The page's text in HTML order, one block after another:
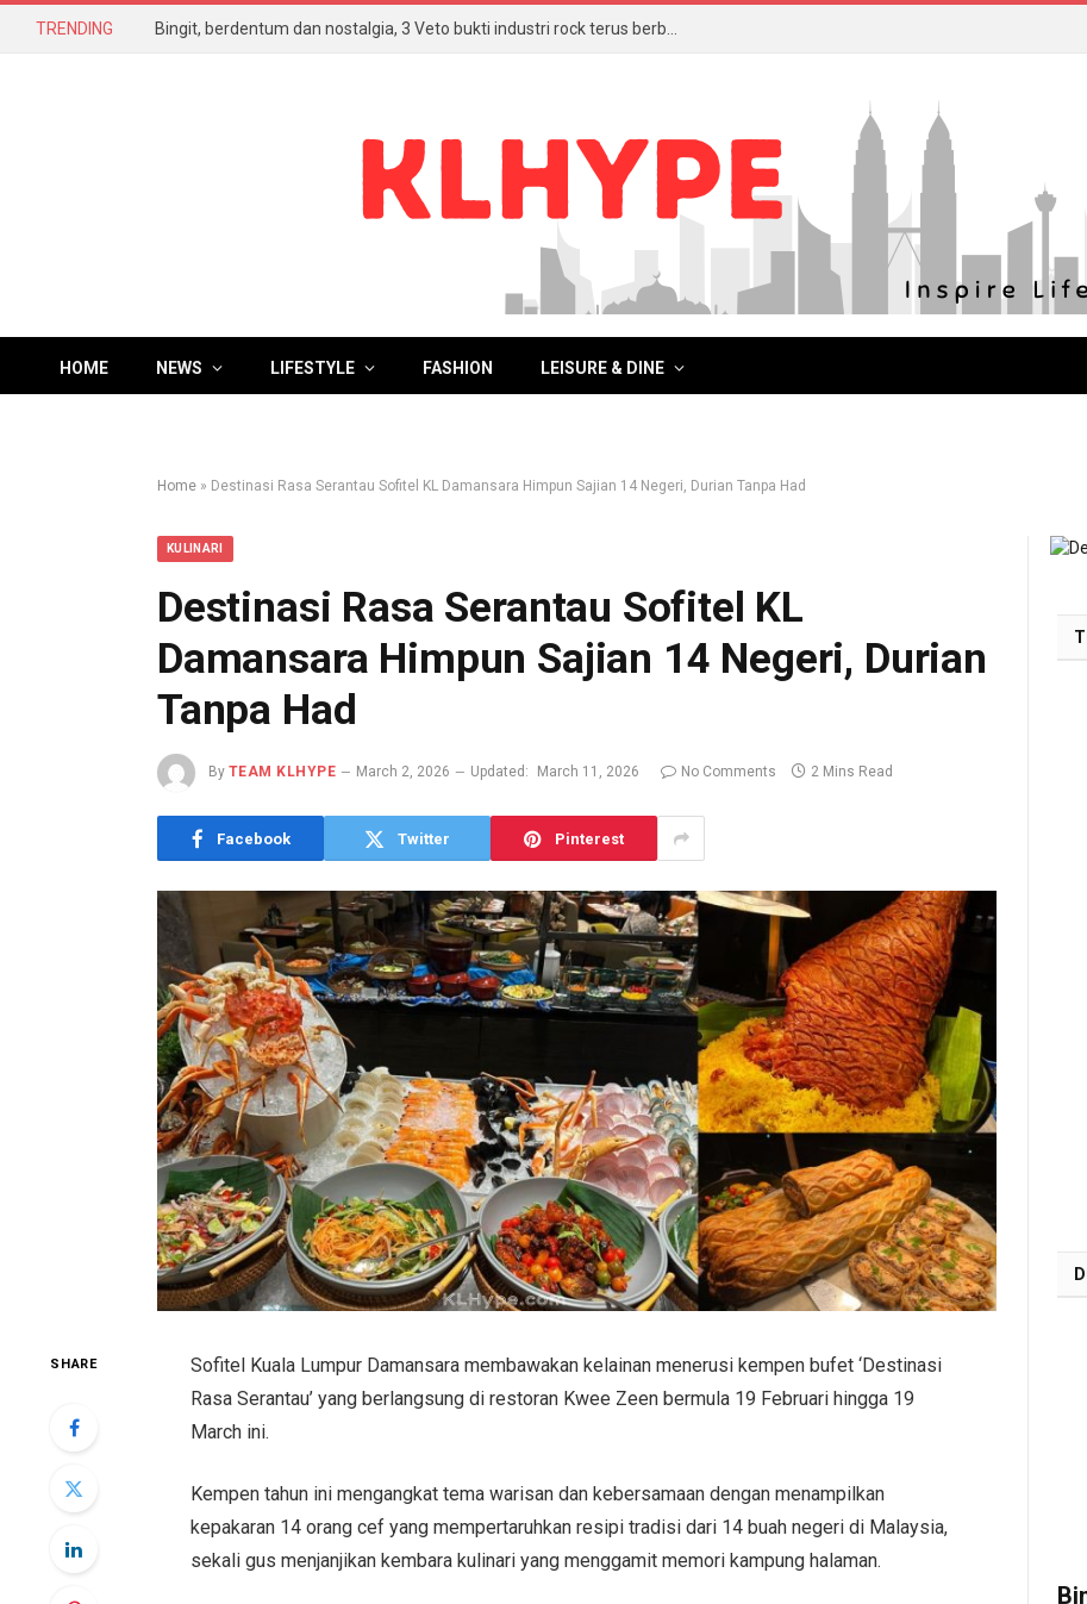
TRENDING
HOME NEWS LIFESTYLE FASHION LEISURE & DINE
Home » Destinasi Rasa Serantau Sofitel KL Damansara Himpun Sajian 14 Negeri, Durian Tanpa Had
KULINARI
Destinasi Rasa Serantau Sofitel KL
Damansara Himpun Sajian 14 Negeri, Durian
Tanpa Had
By TEAM KLHYPE March 2, 2026 Updated: March 11, 2026 No Comments 2 Mins Read
Facebook Twitter Pinterest
SHARE
Sofitel Kuala Lumpur Damansara membawakan kelainan menerusi kempen bufet ‘Destinasi
Rasa Serantau’ yang berlangsung di restoran Kwee Zeen bermula 19 Februari hingga 19
March ini.
Kempen tahun ini mengangkat tema warisan dan kebersamaan dengan menampilkan
kepakaran 14 orang cef yang mempertaruhkan resipi tradisi dari 14 buah negeri di Malaysia,
sekali gus menjanjikan kembara kulinari yang menggamit memori kampung halaman.